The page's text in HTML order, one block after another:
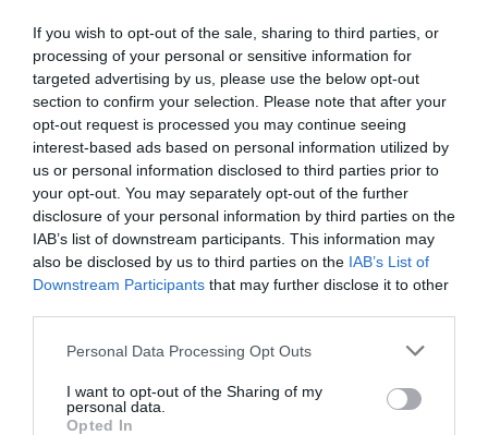
If you wish to opt-out of the sale, sharing to third parties, or
processing of your personal or sensitive information for
targeted advertising by us, please use the below opt-out
section to confirm your selection. Please note that after your
opt-out request is processed you may continue seeing
interest-based ads based on personal information utilized by
us or personal information disclosed to third parties prior to
your opt-out. You may separately opt-out of the further
disclosure of your personal information by third parties on the
IAB’s list of downstream participants. This information may
also be disclosed by us to third parties on the IAB’s List of
Downstream Participants that may further disclose it to other
Personal Data Processing Opt Outs
I want to opt-out of the Sharing of my
personal data.
Opted In
su cadena de valor hasta 2024 que, sumado al resto de
procesos internos, nos permitirá estar preparados
para los nuevos retos y necesidades del futuro”.
Antes de cerrar 2021 Decathlon también abrirá su
macrotienda de 4.500 metros cuadrados en León, la
número 175 en España. También está previsto su salto
a Andorra tras haberse reforzado en Granollers y
Barcelona, y una nueva relocalización de otra tienda.
El grupo galo se muestra confiado en la remontada
de las ventas para este año. A cierre del primer
semestre, su facturación es superior a la del mismo
período de 2019 y la previsión es mantener la misma
millones de euros en facturación (con IVA) en 2021.
de forma gratuita
Mantente informado con las últimas noticias de actualidad.